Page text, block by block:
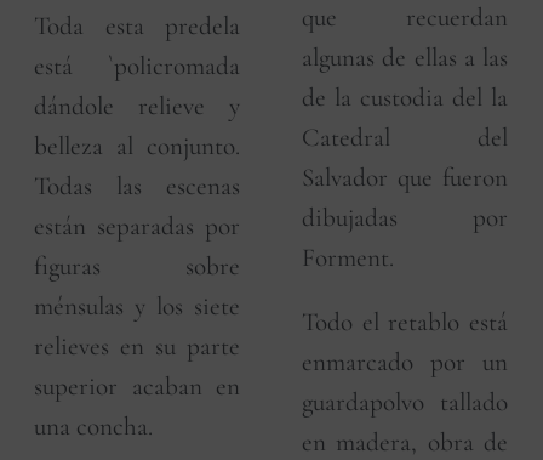
Toda esta predela
está `policromada
dándole relieve y
belleza al conjunto.
Todas las escenas
están separadas por
figuras sobre
ménsulas y los siete
relieves en su parte
superior acaban en
una concha.
que recuerdan
algunas de ellas a las
de la custodia del la
Catedral del
Salvador que fueron
dibujadas por
Forment.
Todo el retablo está
enmarcado por un
guardapolvo tallado
en madera, obra de